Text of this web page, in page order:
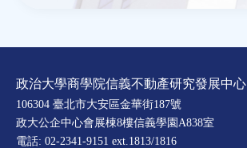
政治大學商學院信義不動產研究發展中心
106304 臺北市大安區金華街187號
政大公企中心會展棟8樓信義學園A838室
電話: 02-2341-9151 ext.1813/1816